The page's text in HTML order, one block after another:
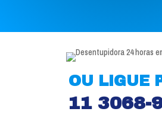
OU LIGUE
11 3068-